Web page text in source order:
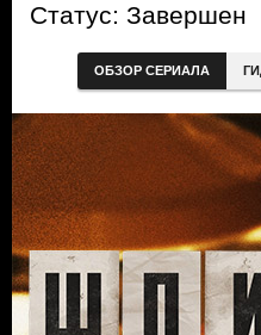
Статус: Завершен
ОБЗОР СЕРИАЛА